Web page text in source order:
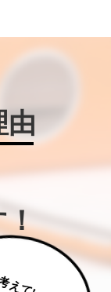
由
！